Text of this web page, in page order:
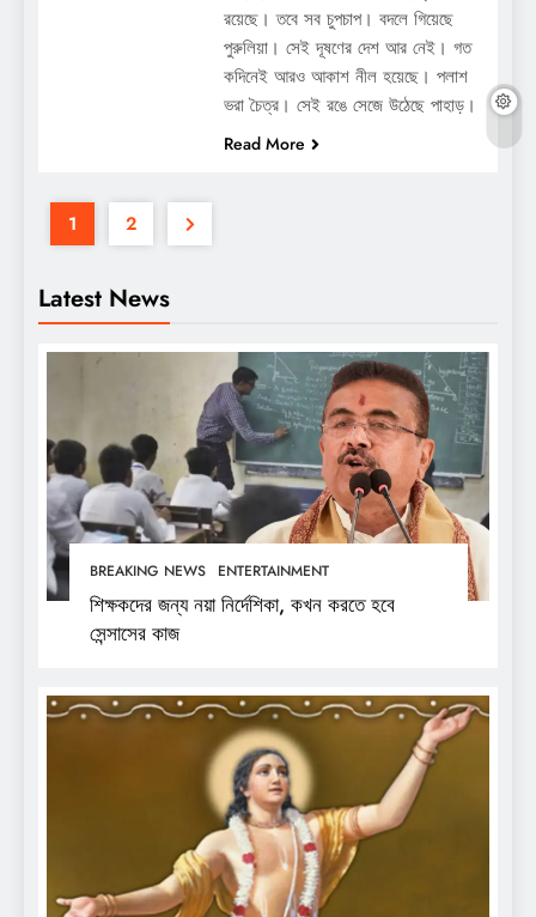
Latest News
BREAKING NEWS ENTERTAINMENT
শিক্ষকদের জন্য নয়া নির্দেশিকা, কখন করতে হবে
সেন্সাসের কাজ
রয়েছে। তবে সব চুপচাপ। বদলে গিয়েছে
পুরুলিয়া। সেই দূষণের দেশ আর নেই। গত
কদিনেই আরও আকাশ নীল হয়েছে। পলাশ
ভরা চৈত্র। সেই রঙে সেজে উঠেছে পাহাড়।
Read More
1 2